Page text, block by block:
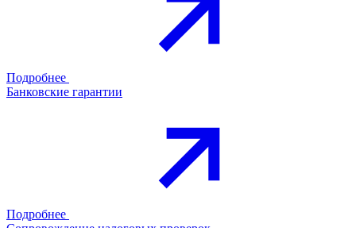
Подробнее
Банковские гарантии
Подробнее